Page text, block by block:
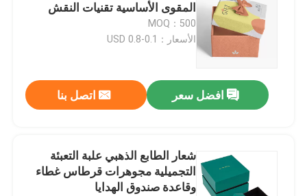
اتصل بنا
طلب اقتباس
صندوق تغليف VAPE
المقوى الأساسية تقنيات النقش
MOQ：500
الأسعار：0.1-0.8 USD
افضل سعر اتصل بنا
شعار الطابع الذهبي علبة التعبئة
التجميلية مجوهرات قرطاس غطاء
وقاعدة صندوق الهدايا